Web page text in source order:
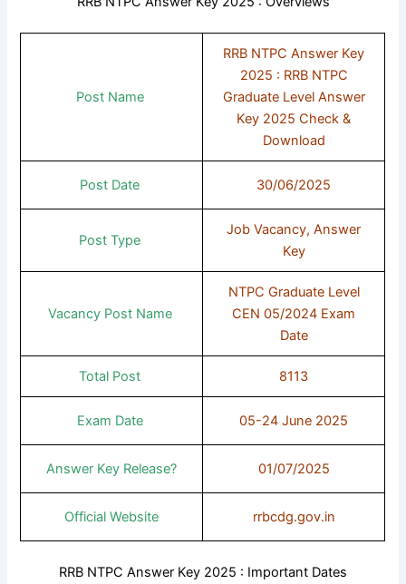
Post Name
RRB NTPC Answer Key
2025 : RRB NTPC
Graduate Level Answer
Key 2025 Check &
Download
Post Date 30/06/2025
Post Type
Job Vacancy, Answer
Key
Vacancy Post Name
NTPC Graduate Level
CEN 05/2024 Exam
Date
Total Post 8113
Exam Date 05-24 June 2025
Answer Key Release? 01/07/2025
Official Website rrbcdg.gov.in
RRB NTPC Answer Key 2025 : Important Dates